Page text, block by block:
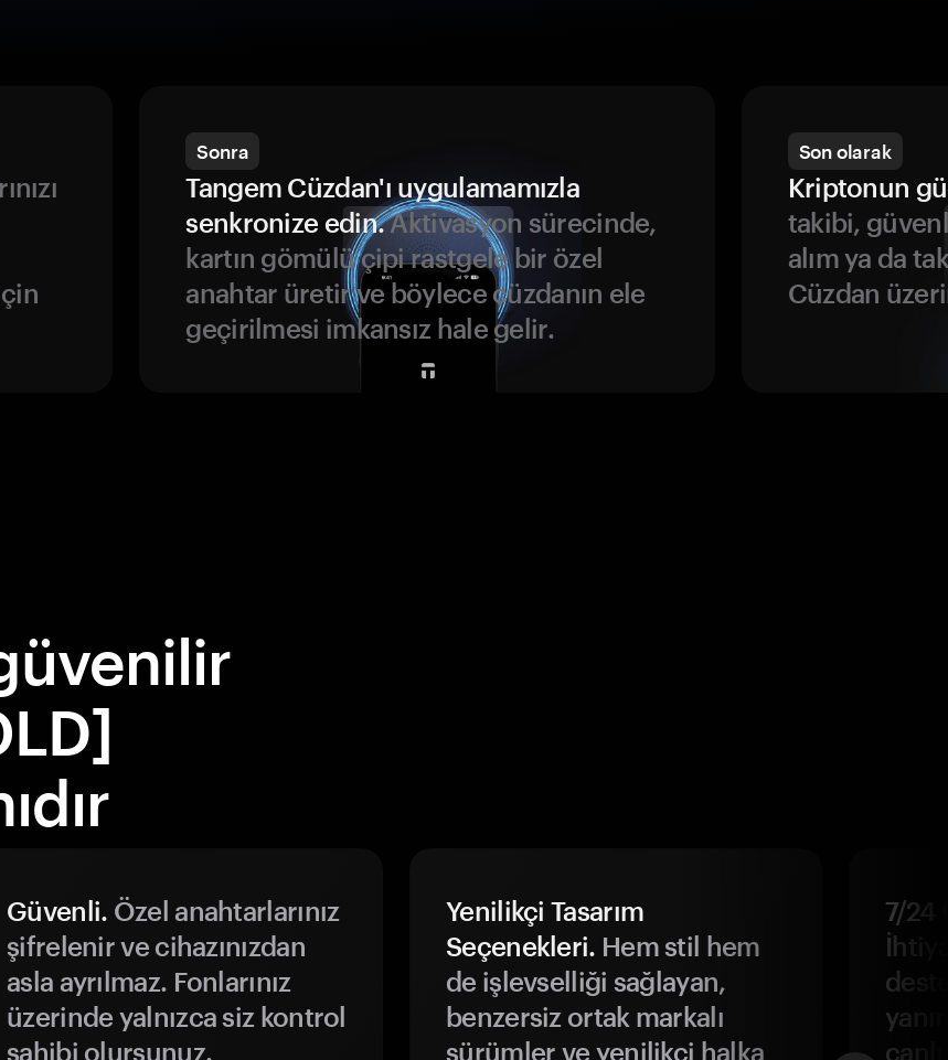
Sonra
Tangem Cüzdan'ı uygulamamızla
senkronize edin.Aktivasyon sürecinde,
kartın gömülü çipi rastgele bir özel
anahtar üretir ve böylece cüzdanın ele
geçirilmesi imkansız hale gelir.
Son olarak
Kriptonun
takibi,
alım ya da
Cüzdan
Güvenli. Özel anahtarlarınız
şifrelenir ve cihazınızdan
asla ayrılmaz. Fonlarınız
üzerinde yalnızca siz kontrol
sahibi olursunuz.
Yenilikçi Tasarım
Seçenekleri. Hem stil hem
de işlevselliği sağlayan,
benzersiz ortak markalı
sürümler ve yenilikçi halka
7/24